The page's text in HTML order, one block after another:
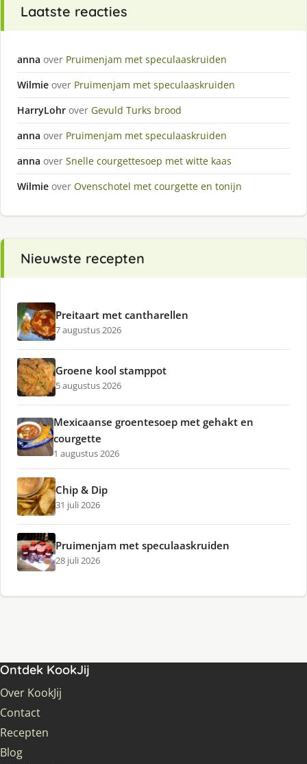
Laatste reacties
anna over Pruimenjam met speculaaskruiden
Wilmie over Pruimenjam met speculaaskruiden
HarryLohr over Gevuld Turks brood
anna over Pruimenjam met speculaaskruiden
anna over Snelle courgettesoep met witte kaas
Wilmie over Ovenschotel met courgette en tonijn
Nieuwste recepten
Preitaart met cantharellen
7 augustus 2026
Groene kool stamppot
5 augustus 2026
Mexicaanse groentesoep met gehakt en
courgette
1 augustus 2026
Chip & Dip
31 juli 2026
Pruimenjam met speculaaskruiden
28 juli 2026
Ontdek KookJij
Over KookJij
Contact
Recepten
Blog